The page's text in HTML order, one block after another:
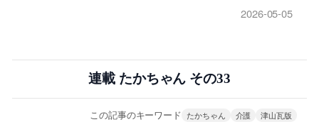
2026-05-05
連載 たかちゃん その33
この記事のキーワード たかちゃん 介護 津山瓦版